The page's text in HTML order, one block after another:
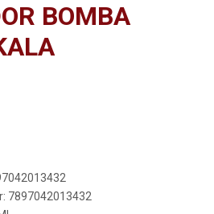
BOMBA
7897042013432